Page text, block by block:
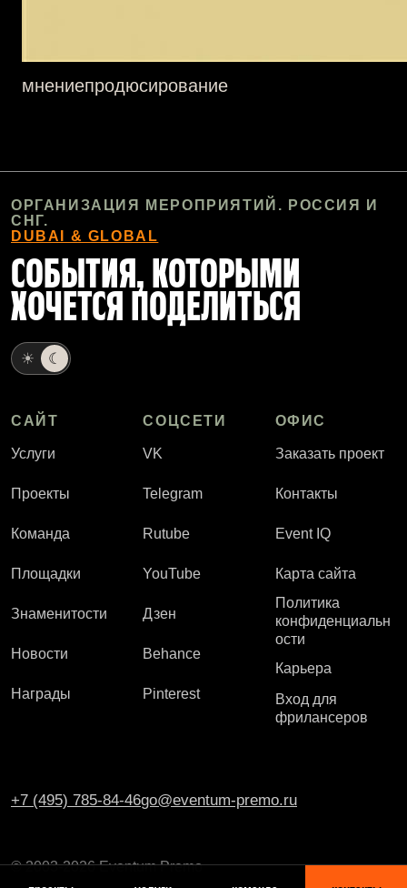
мнениепродюсирование
ОРГАНИЗАЦИЯ МЕРОПРИЯТИЙ. РОССИЯ И
СНГ.
DUBAI & GLOBAL
СОБЫТИЯ, КОТОРЫМИ
ХОЧЕТСЯ ПОДЕЛИТЬСЯ
☀ ☾
САЙТ
Услуги
Проекты
Команда
Площадки
Знаменитости
Новости
Награды
СОЦСЕТИ
VK
Telegram
Rutube
YouTube
Дзен
Behance
Pinterest
ОФИС
Заказать проект
Контакты
Event IQ
Карта сайта
Политика
конфиденциальн
ости
Карьера
Вход для
фрилансеров
+7 (495) 785-84-46go@eventum-premo.ru
© 2003-2026 Eventum Premo